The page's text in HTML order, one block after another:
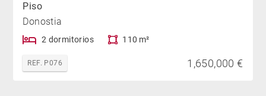
Piso
Donostia
2 dormitorios 110 m²
REF. P076 1,650,000 €